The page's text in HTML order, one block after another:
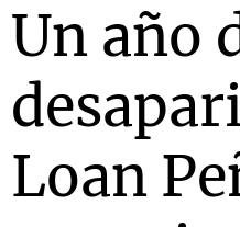
Un año
Loan